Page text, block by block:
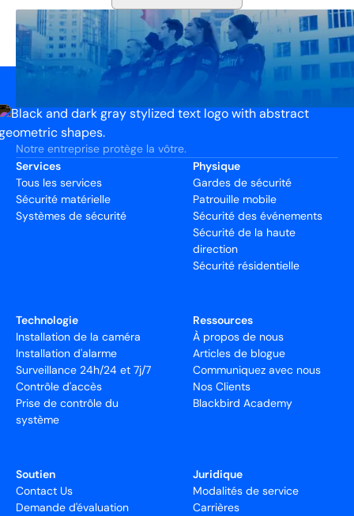
Notre entreprise protège la vôtre.
Services
Tous les services
Sécurité matérielle
Systèmes de sécurité
Physique
Gardes de sécurité
Patrouille mobile
Sécurité des événements
Sécurité de la haute
direction
Sécurité résidentielle
Technologie
Installation de la caméra
Installation d'alarme
Surveillance 24h/24 et 7j/7
Contrôle d'accès
Prise de contrôle du
système
Ressources
À propos de nous
Articles de blogue
Communiquez avec nous
Nos Clients
Blackbird Academy
Soutien
Contact Us
Demande d'évaluation
Juridique
Modalités de service
Carrières